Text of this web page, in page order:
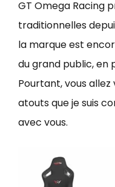
GT Omega Racing
traditionnelles
la marque est
du grand public, en
Pourtant, vous allez
atouts que je suis
avec vous.